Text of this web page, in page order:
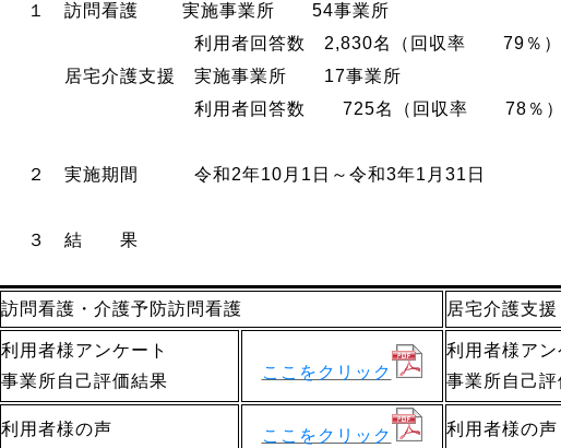
１ 訪問看護 実施事業所 54事業所
利用者回答数 2,830名（回収率 79％）
居宅介護支援 実施事業所 17事業所
利用者回答数 725名（回収率 78％）
２ 実施期間 令和2年10月1日～令和3年1月31日
３ 結 果
訪問看護・介護予防訪問看護 居宅介護支援
利用者様アンケート
事業所自己評価結果
ここをクリック
利用者様アン
事業所自己評
利用者様の声 ここをクリック 利用者様の声